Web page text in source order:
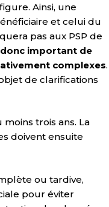
Ainsi, une
et celui du
pas aux PSP de
important de
complexes.
de clarifications
trois ans. La
doivent ensuite
ou tardive,
pour éviter